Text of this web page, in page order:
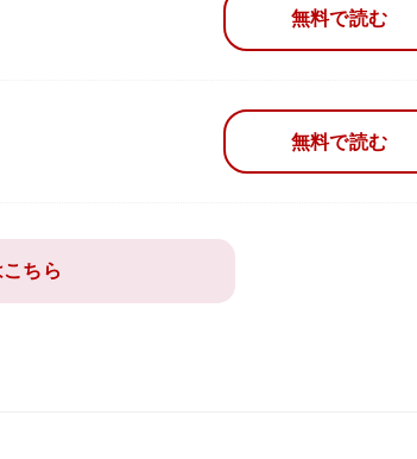
無料で読む
無料で読む
ちら